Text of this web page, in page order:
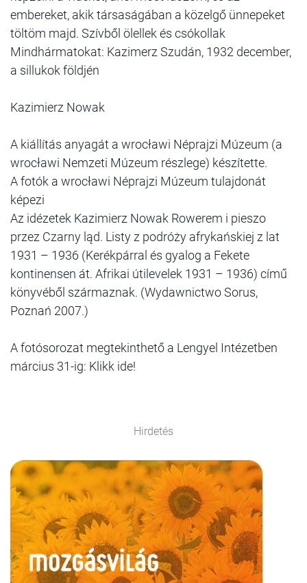
embereket, akik társaságában a közelgő ünnepeket
töltöm majd. Szívből ölellek és csókollak
Mindhármatokat: Kazimerz Szudán, 1932 december,
a sillukok földjén
Kazimierz Nowak
A kiállítás anyagát a wrocławi Néprajzi Múzeum (a
wrocławi Nemzeti Múzeum részlege) készítette.
A fotók a wrocławi Néprajzi Múzeum tulajdonát
képezi
Az idézetek Kazimierz Nowak Rowerem i pieszo
przez Czarny ląd. Listy z podróży afrykańskiej z lat
1931 – 1936 (Kerékpárral és gyalog a Fekete
kontinensen át. Afrikai útilevelek 1931 – 1936) című
könyvéből származnak. (Wydawnictwo Sorus,
Poznań 2007.)
A fotósorozat megtekinthető a Lengyel Intézetben
március 31-ig: Klikk ide!
Hirdetés